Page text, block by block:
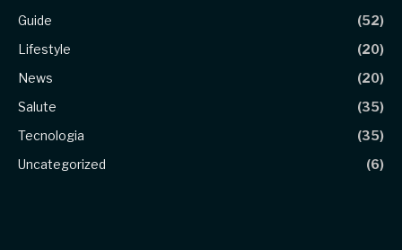
Guide
(52)
Lifestyle
(20)
News
(20)
Salute
(35)
Tecnologia
(35)
Uncategorized
(6)